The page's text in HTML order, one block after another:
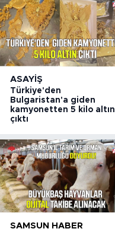
ASAYIŞ
Türkiye'den
Bulgaristan'a giden
kamyonetten 5 kilo altın
çıktı
SAMSUN HABER